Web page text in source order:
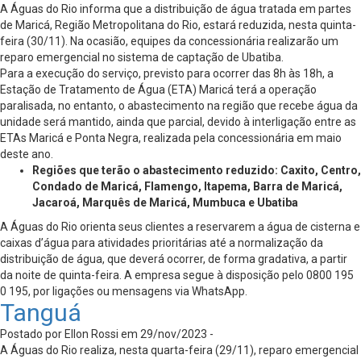
A Águas do Rio informa que a distribuição de água tratada em partes
de Maricá, Região Metropolitana do Rio, estará reduzida, nesta quinta-
feira (30/11). Na ocasião, equipes da concessionária realizarão um
reparo emergencial no sistema de captação de Ubatiba.
Para a execução do serviço, previsto para ocorrer das 8h às 18h, a
Estação de Tratamento de Água (ETA) Maricá terá a operação
paralisada, no entanto, o abastecimento na região que recebe água da
unidade será mantido, ainda que parcial, devido à interligação entre as
ETAs Maricá e Ponta Negra, realizada pela concessionária em maio
deste ano.
Regiões que terão o abastecimento reduzido: Caxito, Centro,
Condado de Maricá, Flamengo, Itapema, Barra de Maricá,
Jacaroá, Marquês de Maricá, Mumbuca e Ubatiba
A Águas do Rio orienta seus clientes a reservarem a água de cisterna e
caixas d’água para atividades prioritárias até a normalização da
distribuição de água, que deverá ocorrer, de forma gradativa, a partir
da noite de quinta-feira. A empresa segue à disposição pelo 0800 195
0 195, por ligações ou mensagens via WhatsApp.
Tanguá
Postado por Ellon Rossi em 29/nov/2023 -
A Águas do Rio realiza, nesta quarta-feira (29/11), reparo emergencial